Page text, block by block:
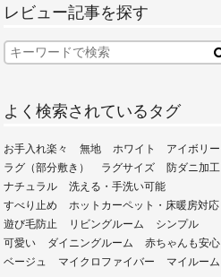
レビュー記事を探す
よく検索されているタグ
お手入れ楽々 無地 ホワイト
アイボリー
ラグ（部分敷き）
ラグサイズ
防ダニ加工
ナチュラル
洗える・手洗い可能
すべり止め
ホットカーペット・床暖房対応
遊び毛防止
リビングルーム
シンプル
可愛い
ダイニングルーム
赤ちゃんも安心
ベージュ
マイクロファイバー マイルーム